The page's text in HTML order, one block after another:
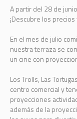
A partir del 28 de
¡Descubre los
En el mes de julio
nuestra terraza se
un cine con
Los Trolls, Las
centro comercial y
proyecciones
además de la